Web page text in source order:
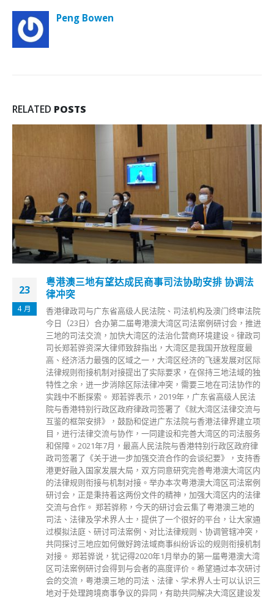
Peng Bowen
RELATED POSTS
19
9 月
郑若骅：国安法堵塞香港维护国家安全方面漏洞
律政司司长郑若骅昨日（18日）出席《基本法》青年高峰会，
以「《基本法》与国家安全」为题致辞，并与在座的中学生和
大学生分享如何正确理解《宪法》《基本法》、国家安全以及
法治的概念。 郑若骅首先指出，《宪法》清晰订明国家的根
本制度以及国民的基本权利和义务，《宪法》与《基本法》和
「一国两制」有着密不可分的关系。全国人大作为最高的国家
权力机关，有权决定特别行政区的设立和其制度，并于1990年
4月4日按《宪法》通过《基本法》和作出设立香港特别行政区
的决定。《基本法》第一条清楚写出香港特区是中华人民共和
国不可分离的部分，因此，确立「一国」是实行「两制」的根
本。 郑若骅又说，《基本法》订明香港的原有法律，包括普
通法，予以保留，更同时保障法院独立进行审判，以及律政司
的刑事检控工作不受干涉。她又向学生举出例子解释国家安全
可分为传统安全和非传统安全，以及订立《香港国安法》和完
善选举制度对贯彻落实「一国两制」的重要性。 郑若骅强调
《香港国安法》堵塞了香港在维护国家安全方面的漏洞，有效
防范、制止和惩治危害国家安全的行为。她接着解释了《香港
国安法》下的域外效力和保释安排等法律事宜，以澄清社会上
部分人士对此的误解。她说，国家安全是以政治安全为根本，
完善选举制度确保了均衡有序的政治参与及更广泛的代表性，
让「一国两制」的实践得以行稳致远。 郑若骅在高峰会又提
到，曾经有意见指市民可以刻意作出一些违法行为以达成目
的，她强调遵守法律是法治精神的重要一环，违法行为在法律
上是绝不容许，呼吁年轻人要明辨是非，切勿以身试法。
read more